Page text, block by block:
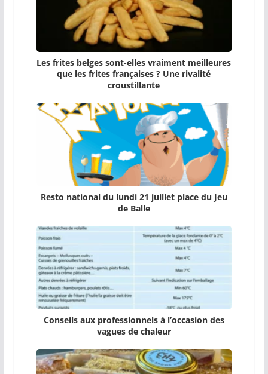
Les frites belges sont-elles vraiment meilleures
que les frites françaises ? Une rivalité
croustillante
Resto national du lundi 21 juillet place du Jeu
de Balle
Conseils aux professionnels à l’occasion des
vagues de chaleur